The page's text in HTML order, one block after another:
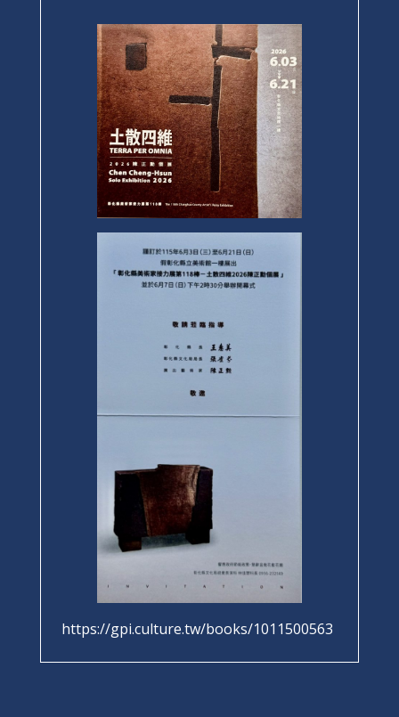
https://gpi.culture.tw/books/1011500563